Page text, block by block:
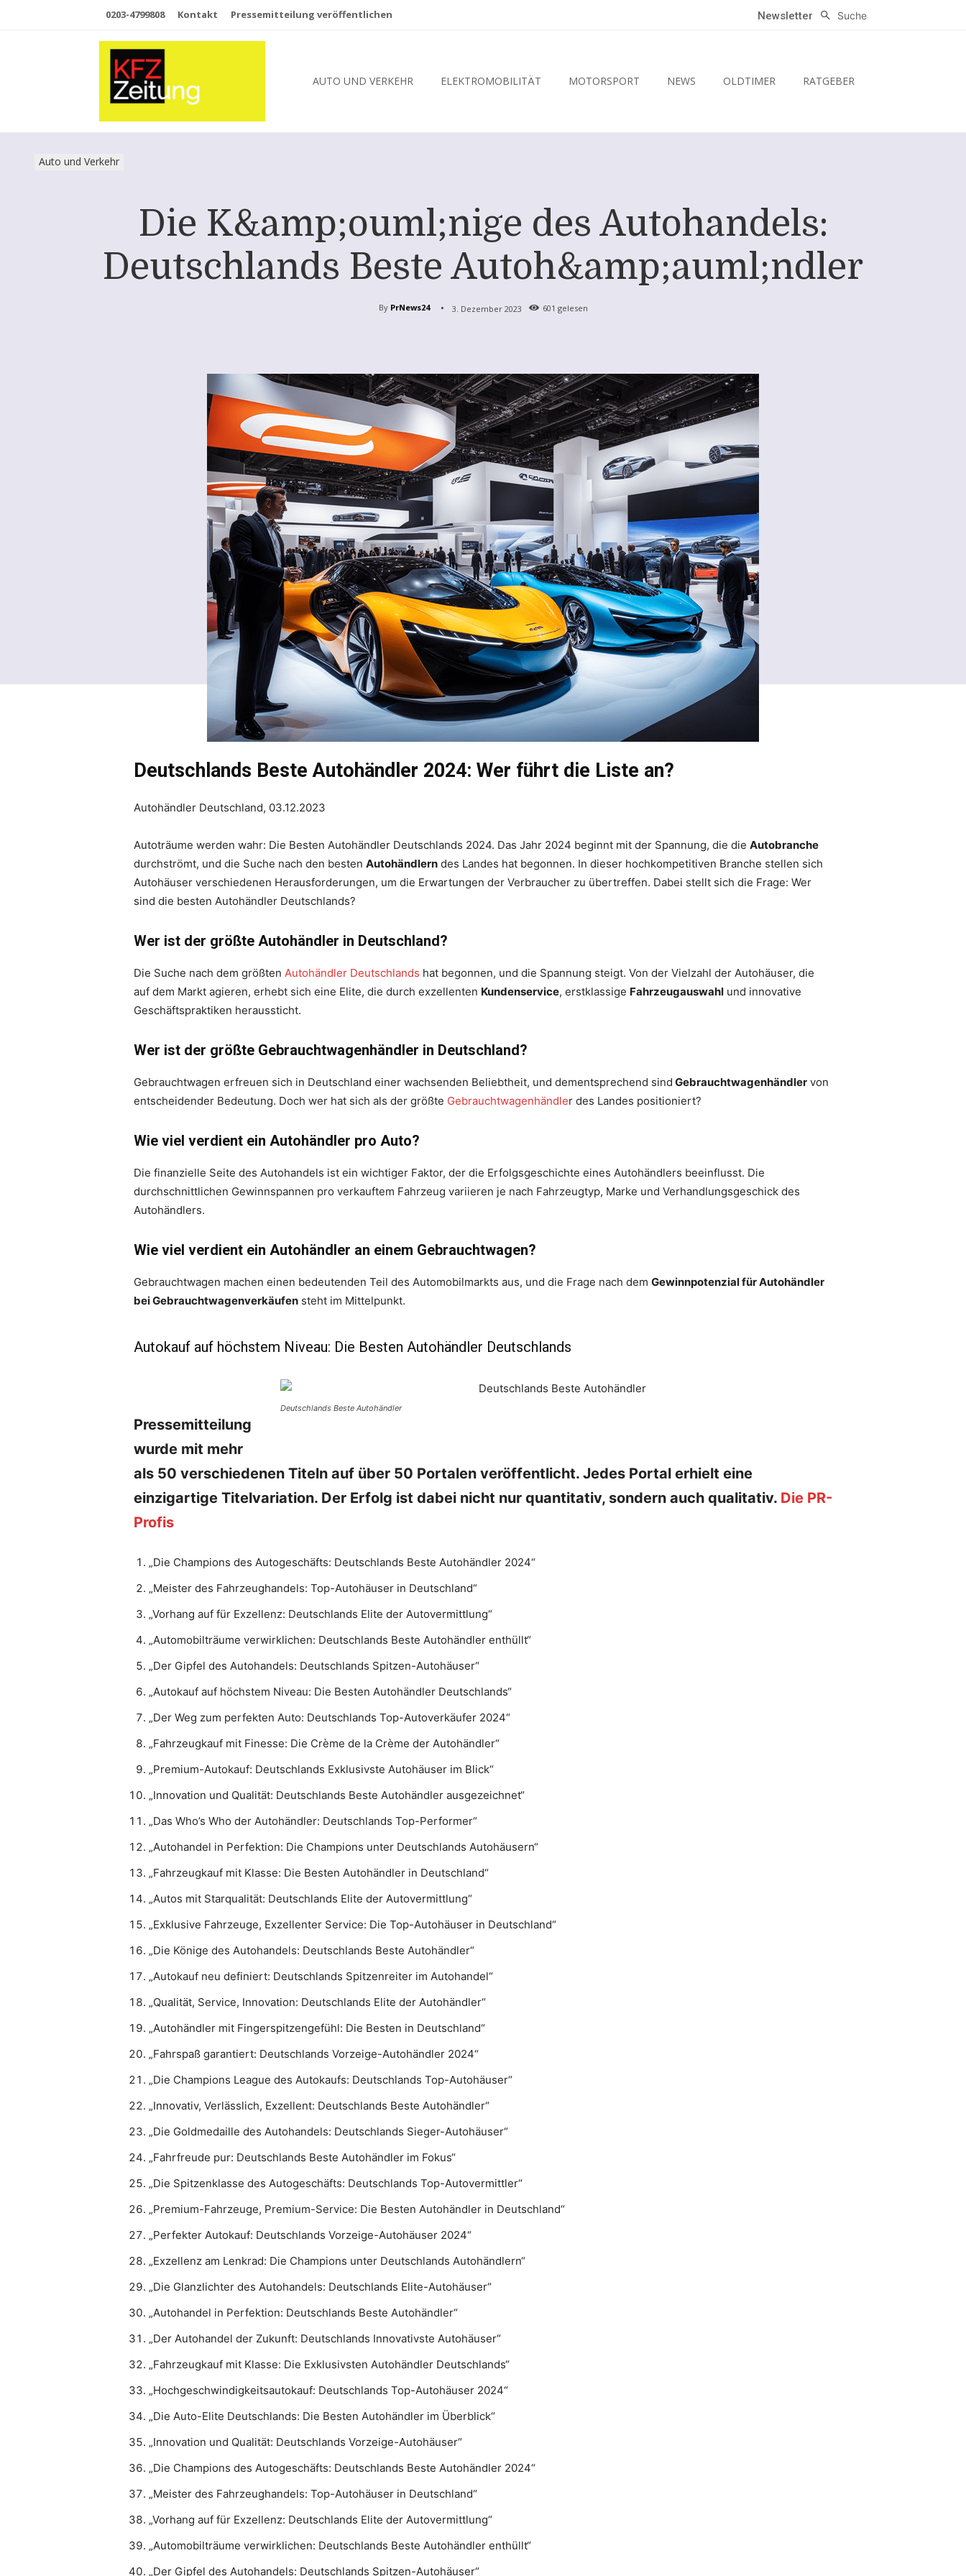
0203-4799808 Kontakt Pressemitteilung veröffentlichen Newsletter Suche
AUTO UND VERKEHR ELEKTROMOBILITÄT MOTORSPORT NEWS OLDTIMER RATGEBER
Auto und Verkehr
Die K&amp;ouml;nige des Autohandels:
Deutschlands Beste Autoh&amp;auml;ndler
By PrNews24 3. Dezember 2023 601 gelesen
Deutschlands Beste Autohändler 2024: Wer führt die Liste an?
Autohändler Deutschland, 03.12.2023
Autoträume werden wahr: Die Besten Autohändler Deutschlands 2024. Das Jahr 2024 beginnt mit der Spannung, die die Autobranche
durchströmt, und die Suche nach den besten Autohändlern des Landes hat begonnen. In dieser hochkompetitiven Branche stellen sich
Autohäuser verschiedenen Herausforderungen, um die Erwartungen der Verbraucher zu übertreffen. Dabei stellt sich die Frage: Wer
sind die besten Autohändler Deutschlands?
Wer ist der größte Autohändler in Deutschland?
Die Suche nach dem größten Autohändler Deutschlands hat begonnen, und die Spannung steigt. Von der Vielzahl der Autohäuser, die
auf dem Markt agieren, erhebt sich eine Elite, die durch exzellenten Kundenservice, erstklassige Fahrzeugauswahl und innovative
Geschäftspraktiken heraussticht.
Wer ist der größte Gebrauchtwagenhändler in Deutschland?
Gebrauchtwagen erfreuen sich in Deutschland einer wachsenden Beliebtheit, und dementsprechend sind Gebrauchtwagenhändler von
entscheidender Bedeutung. Doch wer hat sich als der größte Gebrauchtwagenhändler des Landes positioniert?
Wie viel verdient ein Autohändler pro Auto?
Die finanzielle Seite des Autohandels ist ein wichtiger Faktor, der die Erfolgsgeschichte eines Autohändlers beeinflusst. Die
durchschnittlichen Gewinnspannen pro verkauftem Fahrzeug variieren je nach Fahrzeugtyp, Marke und Verhandlungsgeschick des
Autohändlers.
Wie viel verdient ein Autohändler an einem Gebrauchtwagen?
Gebrauchtwagen machen einen bedeutenden Teil des Automobilmarkts aus, und die Frage nach dem Gewinnpotenzial für Autohändler
bei Gebrauchtwagenverkäufen steht im Mittelpunkt.
Autokauf auf höchstem Niveau: Die Besten Autohändler Deutschlands
Deutschlands Beste Autohändler
Pressemitteilung
wurde mit mehr
als 50 verschiedenen Titeln auf über 50 Portalen veröffentlicht. Jedes Portal erhielt eine
einzigartige Titelvariation. Der Erfolg ist dabei nicht nur quantitativ, sondern auch qualitativ. Die PR-
Profis
„Die Champions des Autogeschäfts: Deutschlands Beste Autohändler 2024“
„Meister des Fahrzeughandels: Top-Autohäuser in Deutschland“
„Vorhang auf für Exzellenz: Deutschlands Elite der Autovermittlung“
„Automobilträume verwirklichen: Deutschlands Beste Autohändler enthüllt“
„Der Gipfel des Autohandels: Deutschlands Spitzen-Autohäuser“
„Autokauf auf höchstem Niveau: Die Besten Autohändler Deutschlands“
„Der Weg zum perfekten Auto: Deutschlands Top-Autoverkäufer 2024“
„Fahrzeugkauf mit Finesse: Die Crème de la Crème der Autohändler“
„Premium-Autokauf: Deutschlands Exklusivste Autohäuser im Blick“
„Innovation und Qualität: Deutschlands Beste Autohändler ausgezeichnet“
„Das Who’s Who der Autohändler: Deutschlands Top-Performer“
„Autohandel in Perfektion: Die Champions unter Deutschlands Autohäusern“
„Fahrzeugkauf mit Klasse: Die Besten Autohändler in Deutschland“
„Autos mit Starqualität: Deutschlands Elite der Autovermittlung“
„Exklusive Fahrzeuge, Exzellenter Service: Die Top-Autohäuser in Deutschland“
„Die Könige des Autohandels: Deutschlands Beste Autohändler“
„Autokauf neu definiert: Deutschlands Spitzenreiter im Autohandel“
„Qualität, Service, Innovation: Deutschlands Elite der Autohändler“
„Autohändler mit Fingerspitzengefühl: Die Besten in Deutschland“
„Fahrspaß garantiert: Deutschlands Vorzeige-Autohändler 2024“
„Die Champions League des Autokaufs: Deutschlands Top-Autohäuser“
„Innovativ, Verlässlich, Exzellent: Deutschlands Beste Autohändler“
„Die Goldmedaille des Autohandels: Deutschlands Sieger-Autohäuser“
„Fahrfreude pur: Deutschlands Beste Autohändler im Fokus“
„Die Spitzenklasse des Autogeschäfts: Deutschlands Top-Autovermittler“
„Premium-Fahrzeuge, Premium-Service: Die Besten Autohändler in Deutschland“
„Perfekter Autokauf: Deutschlands Vorzeige-Autohäuser 2024“
„Exzellenz am Lenkrad: Die Champions unter Deutschlands Autohändlern“
„Die Glanzlichter des Autohandels: Deutschlands Elite-Autohäuser“
„Autohandel in Perfektion: Deutschlands Beste Autohändler“
„Der Autohandel der Zukunft: Deutschlands Innovativste Autohäuser“
„Fahrzeugkauf mit Klasse: Die Exklusivsten Autohändler Deutschlands“
„Hochgeschwindigkeitsautokauf: Deutschlands Top-Autohäuser 2024“
„Die Auto-Elite Deutschlands: Die Besten Autohändler im Überblick“
„Innovation und Qualität: Deutschlands Vorzeige-Autohäuser“
„Die Champions des Autogeschäfts: Deutschlands Beste Autohändler 2024“
„Meister des Fahrzeughandels: Top-Autohäuser in Deutschland“
„Vorhang auf für Exzellenz: Deutschlands Elite der Autovermittlung“
„Automobilträume verwirklichen: Deutschlands Beste Autohändler enthüllt“
„Der Gipfel des Autohandels: Deutschlands Spitzen-Autohäuser“